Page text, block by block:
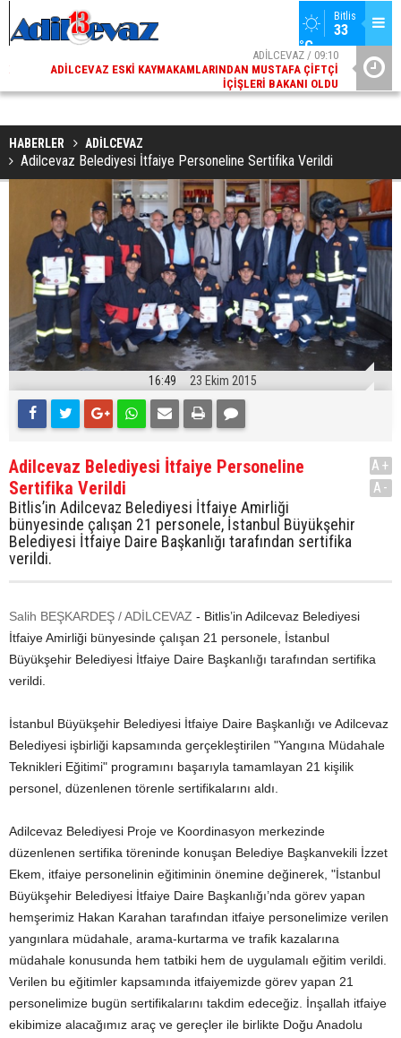
Bitlis
33
°C
ADİLCEVAZ / 09:10
ADILCEVAZ ESKI KAYMAKAMLARINDAN MUSTAFA ÇIFTÇI
İÇIŞLERI BAKANI OLDU
HABERLER ADİLCEVAZ
Adilcevaz Belediyesi İtfaiye Personeline Sertifika Verildi
16:49 23 Ekim 2015
Adilcevaz Belediyesi İtfaiye Personeline
Sertifika Verildi
Bitlis’in Adilcevaz Belediyesi İtfaiye Amirliği
bünyesinde çalışan 21 personele, İstanbul Büyükşehir
Belediyesi İtfaiye Daire Başkanlığı tarafından sertifika
verildi.
A+
A-
Salih BEŞKARDEŞ / ADİLCEVAZ - Bitlis’in Adilcevaz Belediyesi
İtfaiye Amirliği bünyesinde çalışan 21 personele, İstanbul
Büyükşehir Belediyesi İtfaiye Daire Başkanlığı tarafından sertifika
verildi.
İstanbul Büyükşehir Belediyesi İtfaiye Daire Başkanlığı ve Adilcevaz
Belediyesi işbirliği kapsamında gerçekleştirilen "Yangına Müdahale
Teknikleri Eğitimi" programını başarıyla tamamlayan 21 kişilik
personel, düzenlenen törenle sertifikalarını aldı.
Adilcevaz Belediyesi Proje ve Koordinasyon merkezinde
düzenlenen sertifika töreninde konuşan Belediye Başkanvekili İzzet
Ekem, itfaiye personelinin eğitiminin önemine değinerek, "İstanbul
Büyükşehir Belediyesi İtfaiye Daire Başkanlığı’nda görev yapan
hemşerimiz Hakan Karahan tarafından itfaiye personelimize verilen
yangınlara müdahale, arama-kurtarma ve trafik kazalarına
müdahale konusunda hem tatbiki hem de uygulamalı eğitim verildi.
Verilen bu eğitimler kapsamında itfaiyemizde görev yapan 21
personelimize bugün sertifikalarını takdim edeceğiz. İnşallah itfaiye
ekibimize alacağımız araç ve gereçler ile birlikte Doğu Anadolu